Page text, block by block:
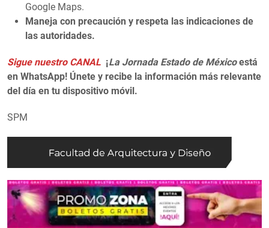
Google Maps.
Maneja con precaución y respeta las indicaciones de
las autoridades.
Sigue nuestro CANAL ¡La Jornada Estado de Méxicoestá
en WhatsApp! Únete y recibe la información más relevante
del día en tu dispositivo móvil.
SPM